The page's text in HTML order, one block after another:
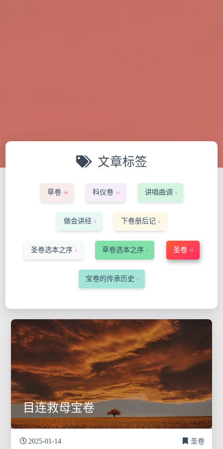
文章标签
草卷 19 科仪卷 11 讲唱曲调 1
做会讲经 1 下卷册后记 1
圣卷选本之序 1 草卷选本之序 1 圣卷 26
宝卷的传承历史 1
目连救母宝卷
2025-01-14 圣卷